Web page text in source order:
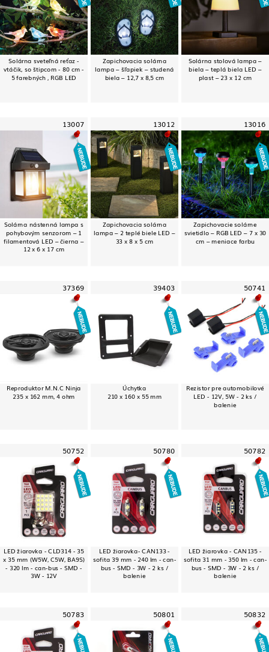
Solárna sveteľná reťaz -
vtáčik, so štipcom - 80 cm -
5 farebných , RGB LED
Zapichovacia solárna
lampa – šľapiek – studená
biela – 12,7 x 8,5 cm
Solárna stolová lampa –
biela – teplá biela LED –
plast – 23 x 12 cm
13007
Solárna nástenná lampa s
pohybovým senzorom – 1
filamentová LED – čierna –
12 x 6 x 17 cm
13012
Zapichovacia solárna
lampa – 2 teplé biele LED –
33 x 8 x 5 cm
13016
Zapichovacie solárne
svietidlo – RGB LED – 7 x 30
cm – meniace farbu
37369
Reproduktor M.N.C Ninja
235 x 162 mm, 4 ohm
39403
Úchytka
210 x 160 x 55 mm
50741
Rezistor pre automobilové
LED - 12V, 5W - 2 ks /
balenie
50752
LED žiarovka - CLD314 - 35
x 35 mm (W5W, C5W, BA9S)
- 320 lm - can-bus - SMD -
3W - 12V
50780
LED žiarovka- CAN133 -
sofita 39 mm - 240 lm - can-
bus - SMD - 3W - 2 ks /
balenie
50782
LED žiarovka - CAN135 -
sofita 31 mm - 350 lm - can-
bus - SMD - 3W - 2 ks /
balenie
50783 50801 50832